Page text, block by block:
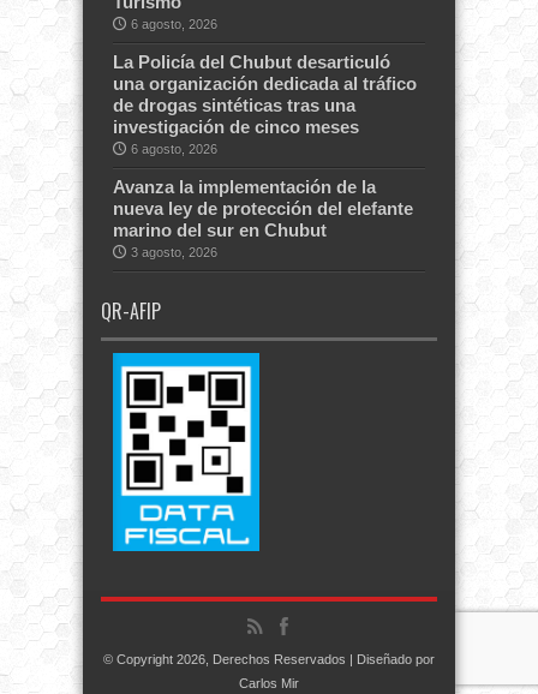
6 agosto, 2026
La Policía del Chubut desarticuló
una organización dedicada al tráfico
de drogas sintéticas tras una
investigación de cinco meses
6 agosto, 2026
Avanza la implementación de la
nueva ley de protección del elefante
marino del sur en Chubut
3 agosto, 2026
QR-AFIP
© Copyright 2026, Derechos Reservados | Diseñado por
Carlos Mir